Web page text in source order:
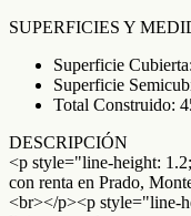
SUPERFICIES Y
Superficie
Superficie
Total Construido:
DESCRIPCIÓN
<p style="line-height:
con renta en Prado,
<br></p><p style="line-